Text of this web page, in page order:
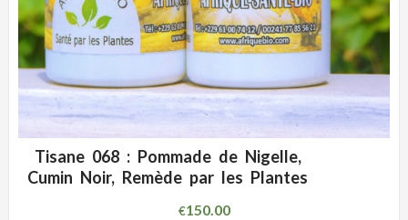
CLIQUEZ POUR VOIR
ADD WISHLIST
Tisane 068 : Pommade de Nigelle,
Cumin Noir, Remède par les Plantes
€150.00